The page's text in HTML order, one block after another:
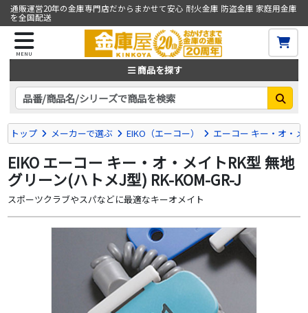
通販運営20年の金庫専門店だからまかせて安心 耐火金庫 防盗金庫 家庭用金庫
を全国配送
MENU
商品を探す
トップ メーカーで選ぶ EIKO（エーコー） エーコー キー・オ・メ
EIKO エーコー キー・オ・メイトRK型 無地
グリーン(ハトメJ型) RK-KOM-GR-J
スポーツクラブやスパなどに最適なキーオメイト